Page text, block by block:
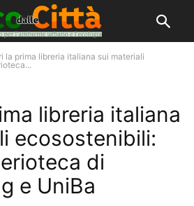
la prima libreria italiana sui materiali
libreria italiana
ecosostenibili:
di
e UniBa